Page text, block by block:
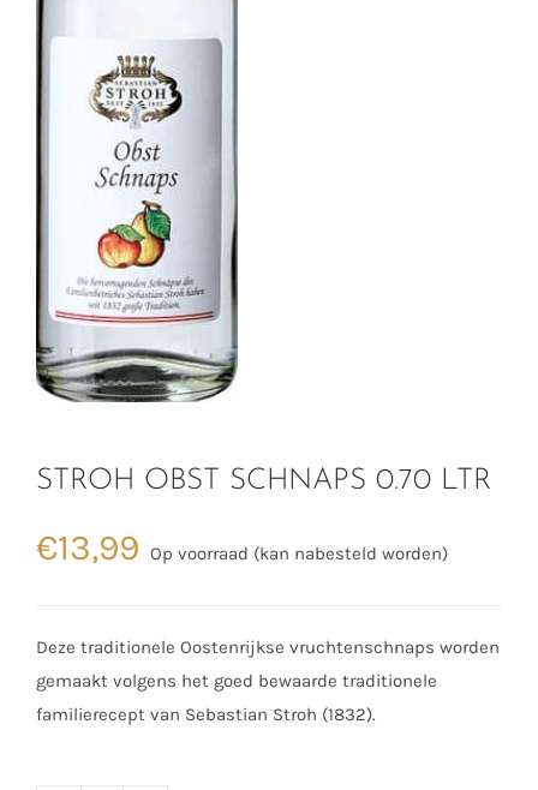
STROH OBST SCHNAPS 0.70 LTR
€13,99 Op voorraad (kan nabesteld worden)
Deze traditionele Oostenrijkse vruchtenschnaps worden
gemaakt volgens het goed bewaarde traditionele
familierecept van Sebastian Stroh (1832).